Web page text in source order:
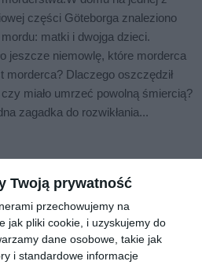
Twoją prywatność
przechowujemy na
jak pliki cookie, i uzyskujemy do
dane osobowe, takie jak
i standardowe informacje
części Göteborga znaleziono
matki i dwojga dzieci.
jeszcze niemowlę, które morderca
morderca? Dlaczego oszczędził
miało umrzeć powolną śmiercią?
zagadka do rozwikłania...